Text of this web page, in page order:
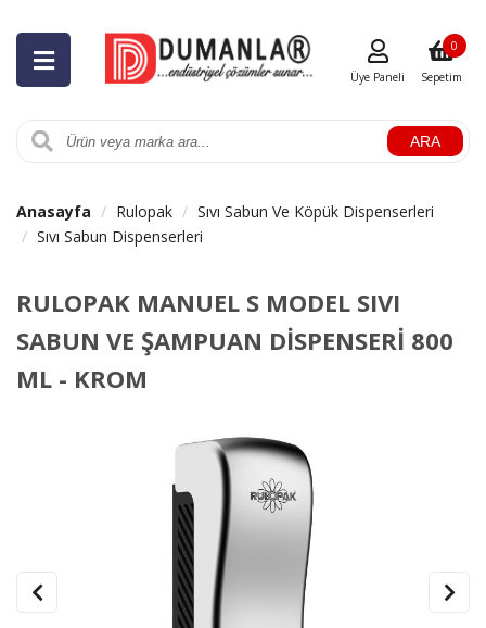
ARA
Üye Paneli Sepetim
0
Anasayfa Rulopak
Sıvı Sabun Ve Köpük Dispenserleri
Sıvı Sabun Dispenserleri
RULOPAK MANUEL S MODEL SIVI
SABUN VE ŞAMPUAN DİSPENSERİ 800
ML - KROM